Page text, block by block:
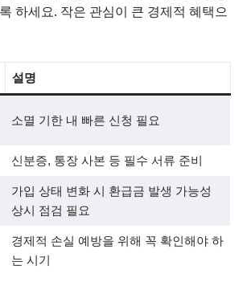
하세요. 작은 관심이 큰 경제적 혜택으
설명
소멸 기한 내 빠른 신청 필요
신분증, 통장 사본 등 필수 서류 준비
가입 상태 변화 시 환급금 발생 가능성
상시 점검 필요
경제적 손실 예방을 위해 꼭 확인해야 하
는 시기